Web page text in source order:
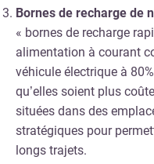
Bornes de recharge de
« bornes de recharge
alimentation à courant
véhicule électrique à
qu’elles soient plus
situées dans des
stratégiques pour
longs trajets.